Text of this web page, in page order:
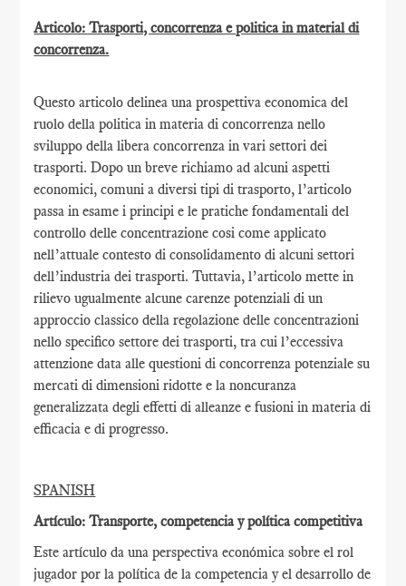
Articolo: Trasporti, concorrenza e politica in material di
concorrenza.
Questo articolo delinea una prospettiva economica del
ruolo della politica in materia di concorrenza nello
sviluppo della libera concorrenza in vari settori dei
trasporti. Dopo un breve richiamo ad alcuni aspetti
economici, comuni a diversi tipi di trasporto, l’articolo
passa in esame i principi e le pratiche fondamentali del
controllo delle concentrazione cosi come applicato
nell’attuale contesto di consolidamento di alcuni settori
dell’industria dei trasporti. Tuttavia, l’articolo mette in
rilievo ugualmente alcune carenze potenziali di un
approccio classico della regolazione delle concentrazioni
nello specifico settore dei trasporti, tra cui l’eccessiva
attenzione data alle questioni di concorrenza potenziale su
mercati di dimensioni ridotte e la noncuranza
generalizzata degli effetti di alleanze e fusioni in materia di
efficacia e di progresso.
SPANISH
Artículo: Transporte, competencia y política competitiva
Este artículo da una perspectiva económica sobre el rol
jugador por la política de la competencia y el desarrollo de